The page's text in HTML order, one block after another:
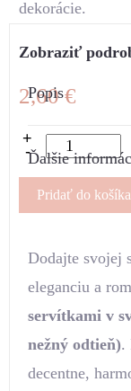
dekorácie.
Zobraziť
2,60€
-
+
Pridať do košíka
Popis
Ďalšie
POPIS
Dodajte svojej
eleganciu a
servítkami v
nežný odtieň).
decentne,